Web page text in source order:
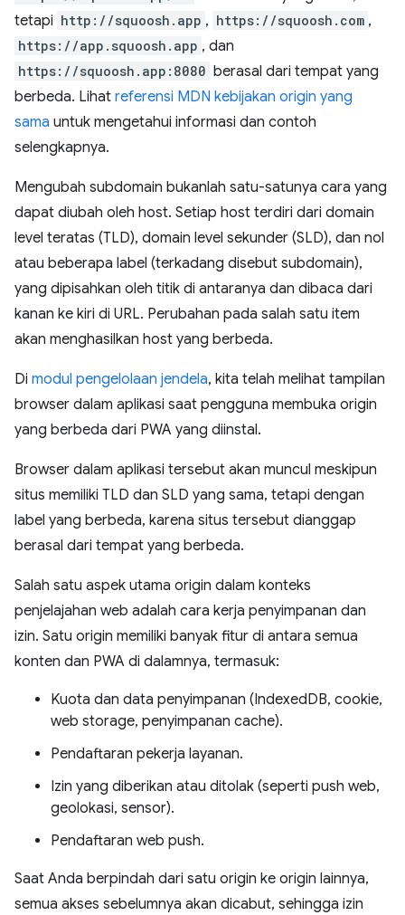
tetapi http://squoosh.app , https://squoosh.com ,
https://app.squoosh.app , dan
https://squoosh.app:8080 berasal dari tempat yang
berbeda. Lihat referensi MDN kebijakan origin yang
sama untuk mengetahui informasi dan contoh
selengkapnya.
Mengubah subdomain bukanlah satu-satunya cara yang
dapat diubah oleh host. Setiap host terdiri dari domain
level teratas (TLD), domain level sekunder (SLD), dan nol
atau beberapa label (terkadang disebut subdomain),
yang dipisahkan oleh titik di antaranya dan dibaca dari
kanan ke kiri di URL. Perubahan pada salah satu item
akan menghasilkan host yang berbeda.
Di modul pengelolaan jendela, kita telah melihat tampilan
browser dalam aplikasi saat pengguna membuka origin
yang berbeda dari PWA yang diinstal.
Browser dalam aplikasi tersebut akan muncul meskipun
situs memiliki TLD dan SLD yang sama, tetapi dengan
label yang berbeda, karena situs tersebut dianggap
berasal dari tempat yang berbeda.
Salah satu aspek utama origin dalam konteks
penjelajahan web adalah cara kerja penyimpanan dan
izin. Satu origin memiliki banyak fitur di antara semua
konten dan PWA di dalamnya, termasuk:
Kuota dan data penyimpanan (IndexedDB, cookie,
web storage, penyimpanan cache).
Pendaftaran pekerja layanan.
Izin yang diberikan atau ditolak (seperti push web,
geolokasi, sensor).
Pendaftaran web push.
Saat Anda berpindah dari satu origin ke origin lainnya,
semua akses sebelumnya akan dicabut, sehingga izin